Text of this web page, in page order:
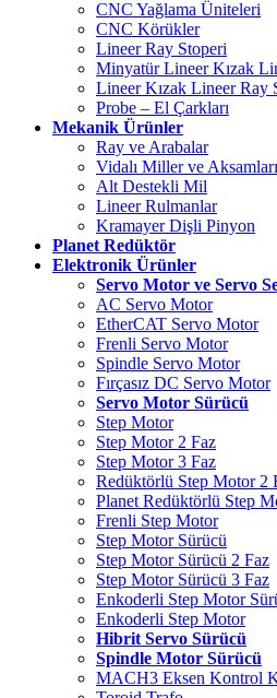
CNC Yağlama Üniteleri
CNC Körükler
Lineer Ray Stoperi
Minyatür Lineer Kızak
Lineer Kızak Lineer Ray
Probe – El Çarkları
Mekanik Ürünler
Ray ve Arabalar
Vidalı Miller ve Aksamları
Alt Destekli Mil
Lineer Rulmanlar
Kramayer Dişli Pinyon
Planet Redüktör
Elektronik Ürünler
Servo Motor ve Servo
AC Servo Motor
EtherCAT Servo Motor
Frenli Servo Motor
Spindle Servo Motor
Fırçasız DC Servo Motor
Servo Motor Sürücü
Step Motor
Step Motor 2 Faz
Step Motor 3 Faz
Redüktörlü Step Motor 2
Planet Redüktörlü Step
Frenli Step Motor
Step Motor Sürücü
Step Motor Sürücü 2 Faz
Step Motor Sürücü 3 Faz
Enkoderli Step Motor
Enkoderli Step Motor
Hibrit Servo Sürücü
Spindle Motor Sürücü
MACH3 Eksen Kontrol